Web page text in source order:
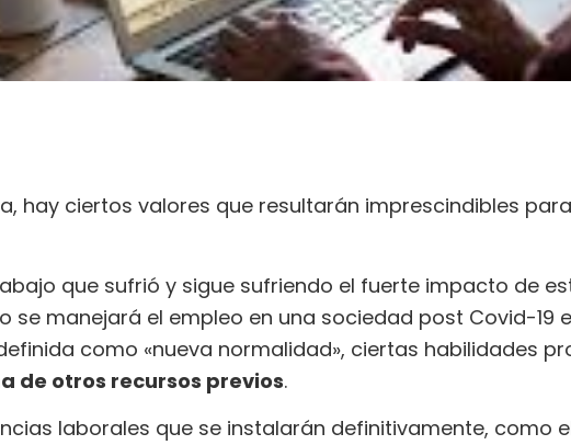
hay ciertos valores que resultarán imprescindibles
que sufrió y sigue sufriendo el fuerte impacto de
se manejará el empleo en una sociedad post Covid-19
como «nueva normalidad», ciertas habilidades
de otros recursos previos.
laborales que se instalarán definitivamente, como